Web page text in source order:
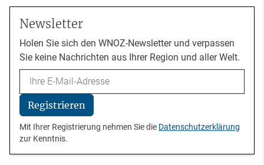
Newsletter
Holen Sie sich den WNOZ-Newsletter und verpassen
Sie keine Nachrichten aus Ihrer Region und aller Welt.
Email
Registrieren
Mit Ihrer Registrierung nehmen Sie die Datenschutzerklärung
zur Kenntnis.